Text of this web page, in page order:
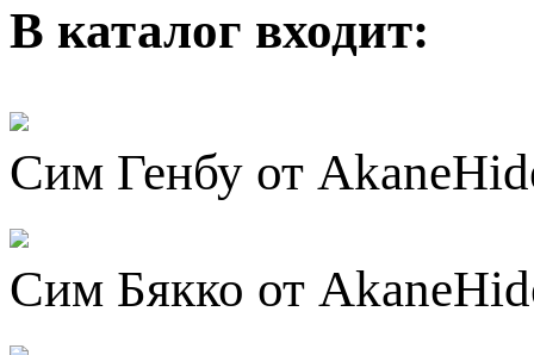
В каталог входит:
Сим Генбу от
Сим Бякко от